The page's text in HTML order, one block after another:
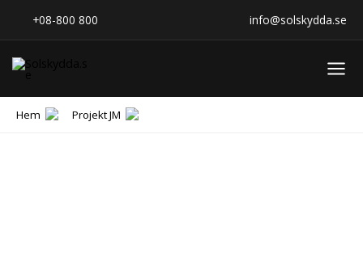
+08-800 800 info@solskydda.se
Hem Projekt JM